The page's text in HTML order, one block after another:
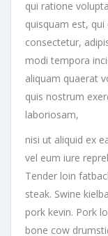
qui ratione
quisquam est,
consectetur,
modi tempora
aliquam quaerat
quis nostrum
laboriosam,
nisi ut aliquid ex
vel eum iure
Tender loin
steak. Swine
pork kevin. Pork
bone cow